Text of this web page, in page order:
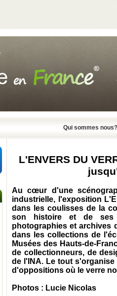
Qui sommes nous?
L'ENVERS DU
Au cœur d'une
industrielle, l'exposition
dans les coulisses de la
son histoire et de ses
photographies et archives
dans les collections de
Musées des Hauts-de-
de collectionneurs, de
de l'INA. Le tout
d'oppositions où le verre
Photos : Lucie Nicolas